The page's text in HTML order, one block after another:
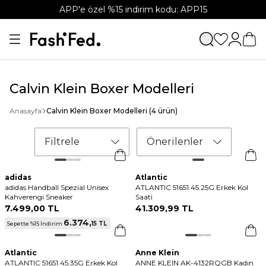
APP'e özel %15 indirim kodu: APP15
Calvin Klein Boxer Modelleri
Anasayfa Calvin Klein Boxer Modelleri (4 ürün)
Filtrele Önerilenler
adidas
adidas Handball Spezial Unisex
Kahverengi Sneaker
7.499,00 TL
Sepette %15 İndirim 6.374,15 TL
Atlantic
ATLANTIC 51651.45.25G Erkek Kol
Saati
41.309,99 TL
Atlantic
ATLANTIC 51651.45.35G Erkek Kol
Anne Klein
ANNE KLEIN AK-4132RQGB Kadın